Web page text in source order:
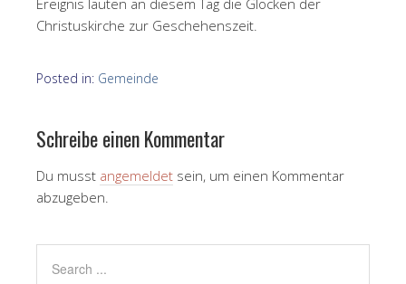
Ereignis läuten an diesem Tag die Glocken der
Christuskirche zur Geschehenszeit.
Posted in: Gemeinde
Schreibe einen Kommentar
Du musst angemeldet sein, um einen Kommentar
abzugeben.